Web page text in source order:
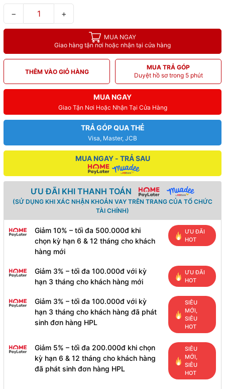
− +
MUA NGAY
Giao hàng tận nơi hoặc nhận tại cửa hàng
THÊM VÀO GIỎ HÀNG
MUA TRẢ GÓP
Duyệt hồ sơ trong 5 phút
MUA NGAY
Giao Tận Nơi Hoặc Nhận Tại Cửa Hàng
TRẢ GÓP QUA THẺ
Visa, Master, JCB
MUA NGAY - TRẢ SAU
ƯU ĐÃI KHI THANH TOÁN
(SỬ DỤNG KHI XÁC NHẬN KHOẢN VAY TRÊN TRANG CỦA TỔ CHỨC
TÀI CHÍNH)
Giảm 10% – tối đa 500.000đ khi
chọn kỳ hạn 6 & 12 tháng cho khách
hàng mới
ƯU ĐÃI
HOT
Giảm 3% – tối đa 100.000đ với kỳ
hạn 3 tháng cho khách hàng mới
ƯU ĐÃI
HOT
Giảm 3% – tối đa 100.000đ với kỳ
hạn 3 tháng cho khách hàng đã phát
sinh đơn hàng HPL
SIÊU
MỚI,
SIÊU
HOT
Giảm 5% – tối đa 200.000đ khi chọn
kỳ hạn 6 & 12 tháng cho khách hàng
đã phát sinh đơn hàng HPL
SIÊU
MỚI,
SIÊU
HOT